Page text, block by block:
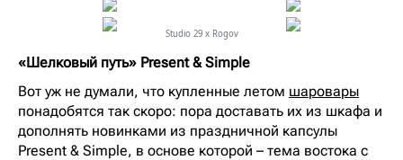
Studio 29 x Rogov
«Шелковый путь» Present & Simple
Вот уж не думали, что купленные летом шаровары
понадобятся так скоро: пора доставать их из шкафа и
дополнять новинками из праздничной капсулы
Present & Simple, в основе которой – тема востока с